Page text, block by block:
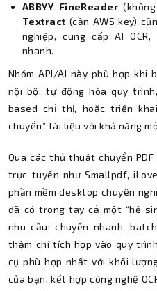
ABBYY FineReader
Textract (cần AWS key)
nghiệp, cung cấp AI
nhanh.
Nhóm API/AI này phù hợp khi
nội bộ, tự động hóa quy
based chỉ thị, hoặc triển
chuyển” tài liệu với khả năng
Qua các thủ thuật chuyển
trực tuyến như Smallpdf,
phần mềm desktop chuyên
đã có trong tay cả một “hệ
nhu cầu: chuyển nhanh,
thậm chí tích hợp vào quy
cụ phù hợp nhất với khối
của bạn, kết hợp công nghệ